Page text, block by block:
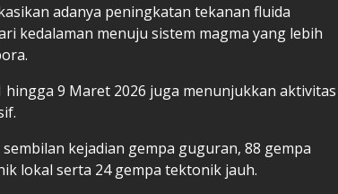
adanya peningkatan tekanan fluida
kedalaman menuju sistem magma yang lebih
hingga 9 Maret 2026 juga menunjukkan aktivitas
kejadian gempa guguran, 88 gempa
lokal serta 24 gempa tektonik jauh.